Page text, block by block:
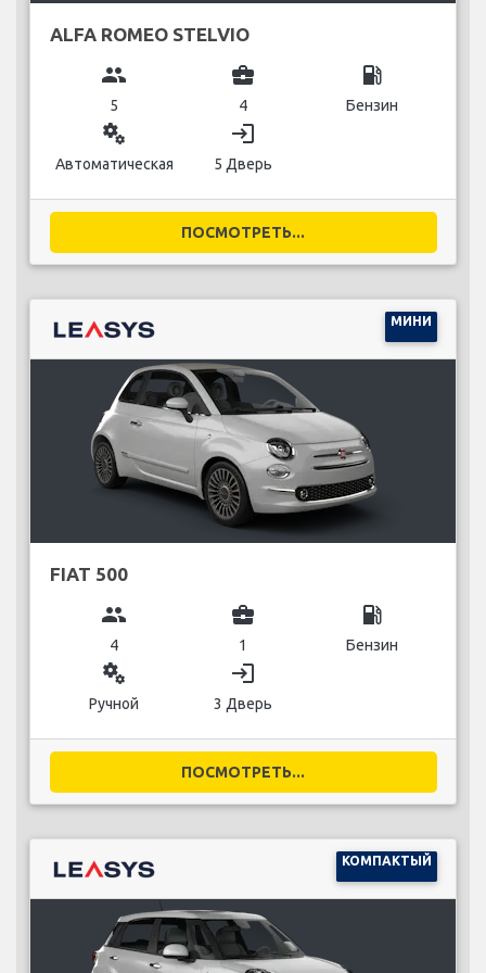
ALFA ROMEO STELVIO
group
5
business_center
4
local_gas_station
Бензин
miscellaneous_services
Автоматическая
login
5 Дверь
ПОСМОТРЕТЬ...
МИНИ
FIAT 500
group
4
business_center
1
local_gas_station
Бензин
miscellaneous_services
Ручной
login
3 Дверь
ПОСМОТРЕТЬ...
КОМПАКТЫЙ